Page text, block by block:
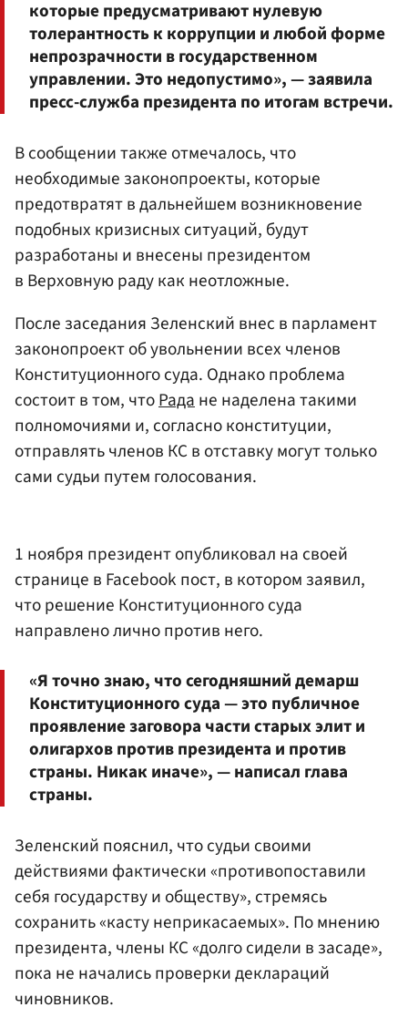
которые предусматривают нулевую
толерантность к коррупции и любой форме
непрозрачности в государственном
управлении. Это недопустимо», — заявила
пресс-служба президента по итогам встречи.
В сообщении также отмечалось, что
необходимые законопроекты, которые
предотвратят в дальнейшем возникновение
подобных кризисных ситуаций, будут
разработаны и внесены президентом
в Верховную раду как неотложные.
После заседания Зеленский внес в парламент
законопроект об увольнении всех членов
Конституционного суда. Однако проблема
состоит в том, чтоРадане наделена такими
полномочиями и, согласно конституции,
отправлять членов КС в отставку могут только
сами судьи путем голосования.
1 ноября президент опубликовал на своей
странице в Facebook пост, в котором заявил,
что решение Конституционного суда
направлено лично против него.
«Я точно знаю, что сегодняшний демарш
Конституционного суда — это публичное
проявление заговора части старых элит и
олигархов против президента и против
страны. Никак иначе», — написал глава
страны.
Зеленский пояснил, что судьи своими
действиями фактически «противопоставили
себя государству и обществу», стремясь
сохранить «касту неприкасаемых». По мнению
президента, члены КС «долго сидели в засаде»,
пока не начались проверки деклараций
чиновников.